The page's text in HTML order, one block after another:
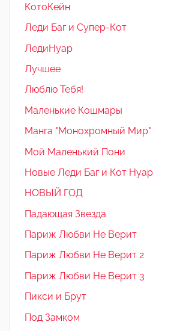
КотоКейн
Леди Баг и Супер-Кот
ЛедиНуар
Лучшее
Люблю Тебя!
Маленькие Кошмары
Манга "Монохромный Мир"
Мой Маленький Пони
Новые Леди Баг и Кот Нуар
НОВЫЙ ГОД
Падающая Звезда
Париж Любви Не Верит
Париж Любви Не Верит 2
Париж Любви Не Верит 3
Пикси и Брут
Под Замком